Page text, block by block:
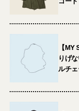
【
りげ
ルチ